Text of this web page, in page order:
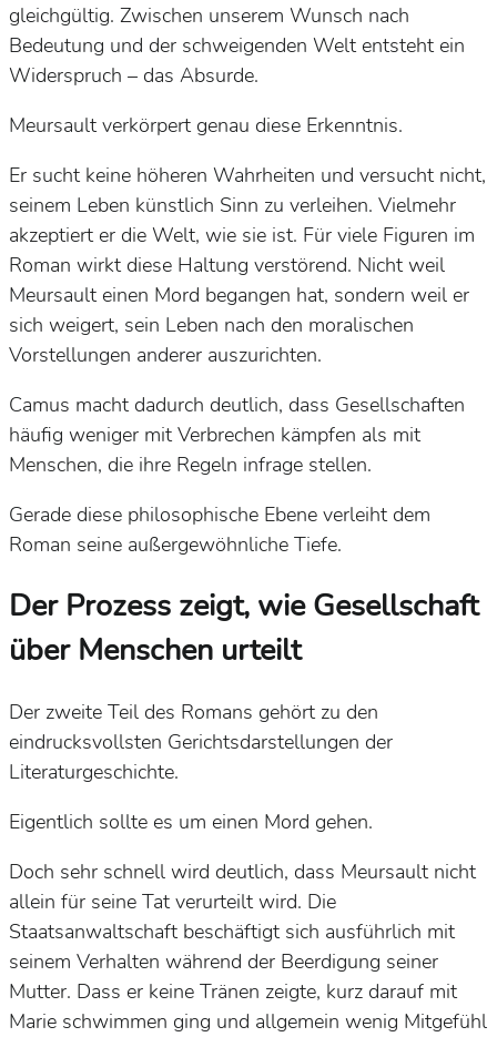
gleichgültig. Zwischen unserem Wunsch nach
Bedeutung und der schweigenden Welt entsteht ein
Widerspruch – das Absurde.
Meursault verkörpert genau diese Erkenntnis.
Er sucht keine höheren Wahrheiten und versucht nicht,
seinem Leben künstlich Sinn zu verleihen. Vielmehr
akzeptiert er die Welt, wie sie ist. Für viele Figuren im
Roman wirkt diese Haltung verstörend. Nicht weil
Meursault einen Mord begangen hat, sondern weil er
sich weigert, sein Leben nach den moralischen
Vorstellungen anderer auszurichten.
Camus macht dadurch deutlich, dass Gesellschaften
häufig weniger mit Verbrechen kämpfen als mit
Menschen, die ihre Regeln infrage stellen.
Gerade diese philosophische Ebene verleiht dem
Roman seine außergewöhnliche Tiefe.
Der Prozess zeigt, wie Gesellschaft
über Menschen urteilt
Der zweite Teil des Romans gehört zu den
eindrucksvollsten Gerichtsdarstellungen der
Literaturgeschichte.
Eigentlich sollte es um einen Mord gehen.
Doch sehr schnell wird deutlich, dass Meursault nicht
allein für seine Tat verurteilt wird. Die
Staatsanwaltschaft beschäftigt sich ausführlich mit
seinem Verhalten während der Beerdigung seiner
Mutter. Dass er keine Tränen zeigte, kurz darauf mit
Marie schwimmen ging und allgemein wenig Mitgefühl